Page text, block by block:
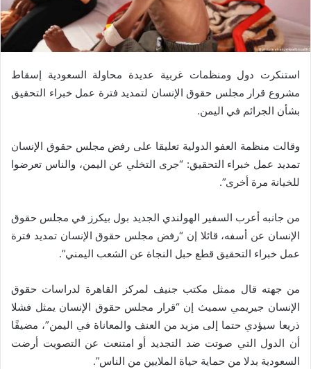
استنكرت دول ومنظمات غربية عديدة محاولة السعودية إسقاط
مشروع قرار مجلس حقوق الإنسان لتمديد فترة عمل خبراء التحقيق
بشأن الجرائم في اليمن.
وقالت منظمة العفو الدولية تعليقا على رفض مجلس حقوق الإنسان
تمديد عمل خبراء التحقيق: “جرى التخلي عن اليمن، والناس تعرضوا
للخيانة مرة أخرى”.
من جانبه أعرب السفير الهولندي الجديد بول بيكرز في مجلس حقوق
الإنسان عن أسفه، قائلا إن “رفض مجلس حقوق الإنسان تمديد فترة
عمل خبراء التحقيق قطع حبل النجاة عن الشعب اليمني”.
من جهته قال ممثل مكتب جنيف لمركز القاهرة لدراسات حقوق
الإنسان جيريمي سميث إن “قرار مجلس حقوق الإنسان يمثل فشلا
ذريعا سيؤدي حتما إلى مزيد من العنف والمعاناة في اليمن”، مضيفًا
أن الدول التي صوتت ضد التجديد أو امتنعت عن التصويت أرضت
السعودية بدلا من حماية حياة الملايين من الناس”.